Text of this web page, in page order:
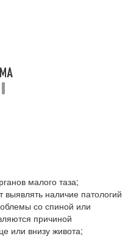
малого таза;
наличие патологий
со спиной или
причиной
или внизу живота;